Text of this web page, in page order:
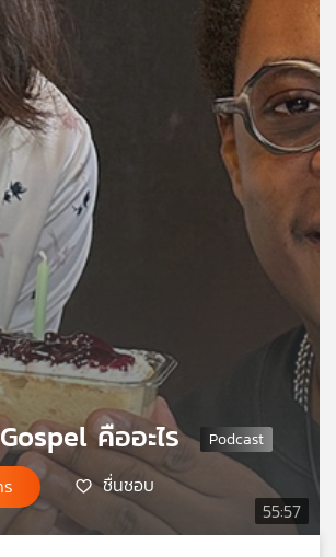
55:57
คืออะไร
ชื่นชอบ